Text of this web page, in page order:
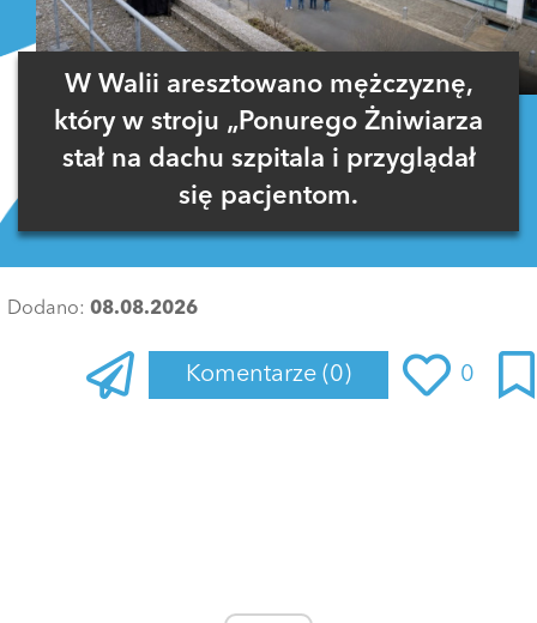
W Walii aresztowano mężczyznę,
który w stroju „Ponurego Żniwiarza
stał na dachu szpitala i przyglądał
się pacjentom.
Dodano: 08.08.2026
Komentarze (0) 0